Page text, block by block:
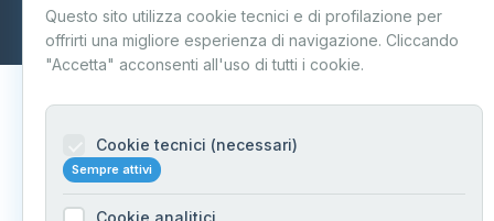
Dati forniti daMinistero delle Imprese e del Made in Italy
Aggiornamento quotidiano
Questo sito utilizza cookie tecnici e di profilazione per
offrirti una migliore esperienza di navigazione. Cliccando
"Accetta" acconsenti all'uso di tutti i cookie.
Cookie tecnici (necessari)
Sempre attivi
Cookie analitici